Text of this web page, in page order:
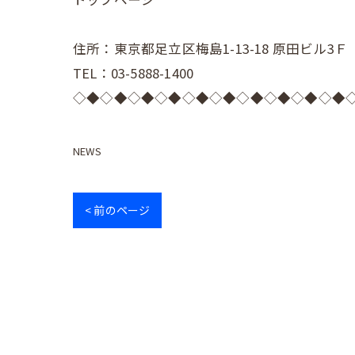
住所：東京都足立区梅島1-13-18 原田ビル3Ｆ
TEL：03-5888-1400
NEWS
< 前のページ